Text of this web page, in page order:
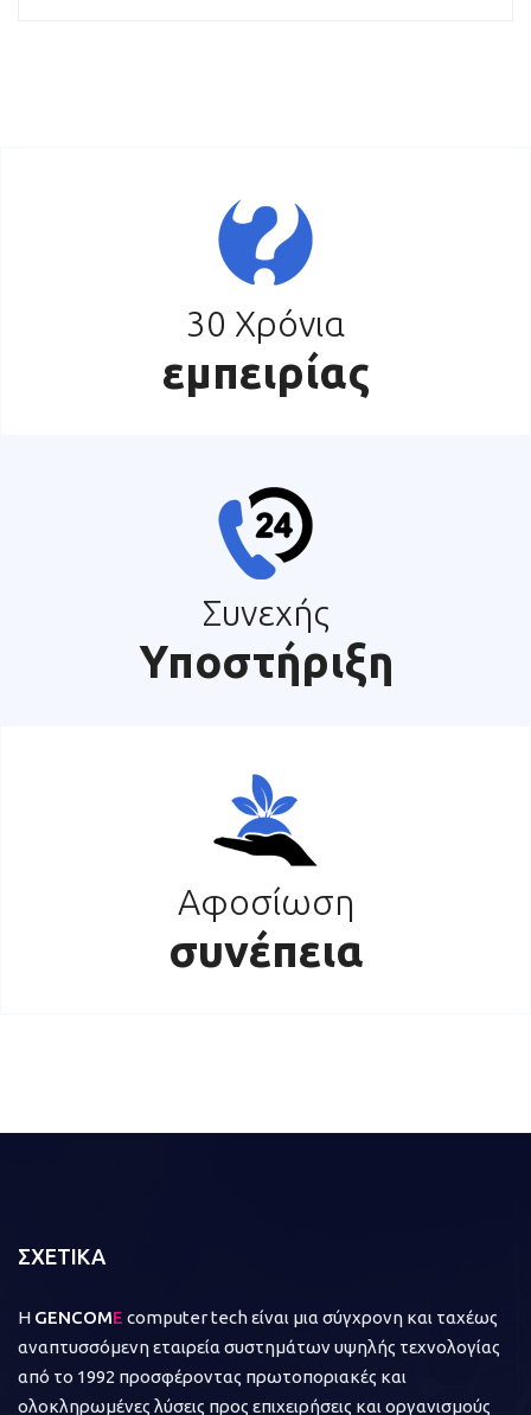
30 Χρόνια
εμπειρίας
Συνεχής
Υποστήριξη
Αφοσίωση
συνέπεια
ΣΧΕΤΙΚΑ
Η GENCOME computer tech είναι μια σύγχρονη και ταχέως
αναπτυσσόμενη εταιρεία συστημάτων υψηλής τεχνολογίας
από το 1992 προσφέροντας πρωτοποριακές και
ολοκληρωμένες λύσεις προς επιχειρήσεις και οργανισμούς